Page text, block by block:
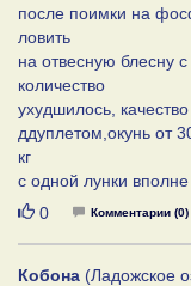
после поимки на
ловить
на отвесную блесну
количество
ухудшилось,
ддуплетом,окунь от
кг
с одной лунки вполне
Нравится
0 Комментарии (0)
Кобона (Ладожское